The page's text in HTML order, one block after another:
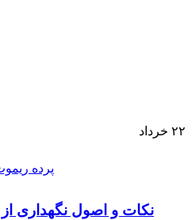
۲۲ خرداد
پرده
نکات و اصول نگهداری